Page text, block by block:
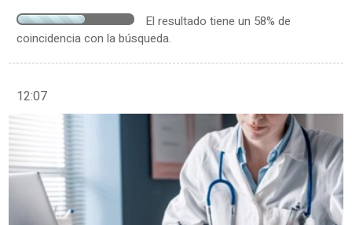
El resultado tiene un 58% de
coincidencia con la búsqueda.
12:07